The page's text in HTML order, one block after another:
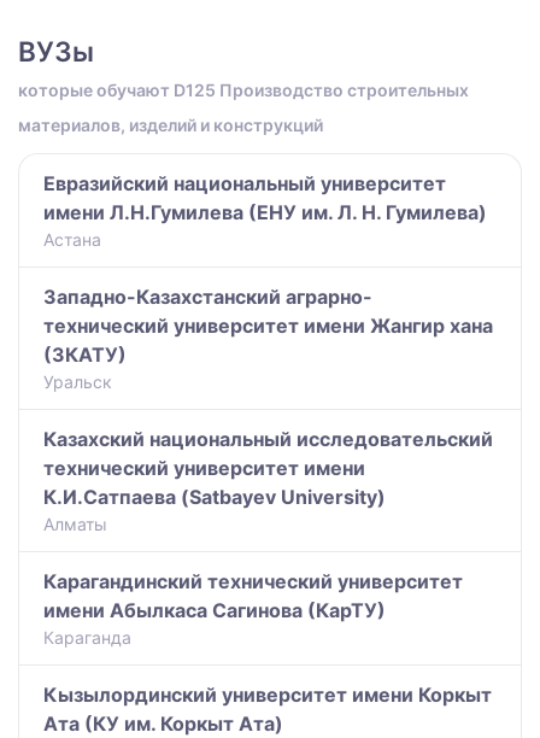
ВУЗы
которые обучают D125 Производство строительных
материалов, изделий и конструкций
Евразийский национальный университет
имени Л.Н.Гумилева (ЕНУ им. Л. Н. Гумилева)
Астана
Западно-Казахстанский аграрно-
технический университет имени Жангир хана
(ЗКАТУ)
Уральск
Казахский национальный исследовательский
технический университет имени
К.И.Сатпаева (Satbayev University)
Алматы
Карагандинский технический университет
имени Абылкаса Сагинова (КарТУ)
Караганда
Кызылординский университет имени Коркыт
Ата (КУ им. Коркыт Ата)